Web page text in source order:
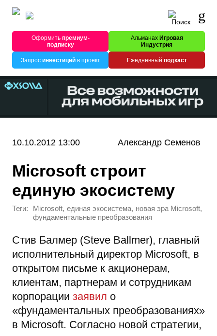
Оформитьпремиум-
подписку
Альманах Игровая
Индустрия
Запрос инвестицийв проект Ежедневный подкаст
10.10.2012 13:00 Александр Семенов
Microsoft строит
единую экосистему
Теги: Microsoft, единая экосистема, новая эра Microsoft,
фундаментальные преобразования
Стив Балмер (Steve Ballmer), главный
исполнительный директор Microsoft, в
открытом письме к акционерам,
клиентам, партнерам и сотрудникам
корпорации заявил о
«фундаментальных преобразованиях»
в Microsoft. Согласно новой стратегии,